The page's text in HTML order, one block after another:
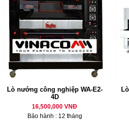
Lò nướng công nghiệp WA-E2-
4D
16,500,000 VNĐ
Bảo hành : 12 tháng